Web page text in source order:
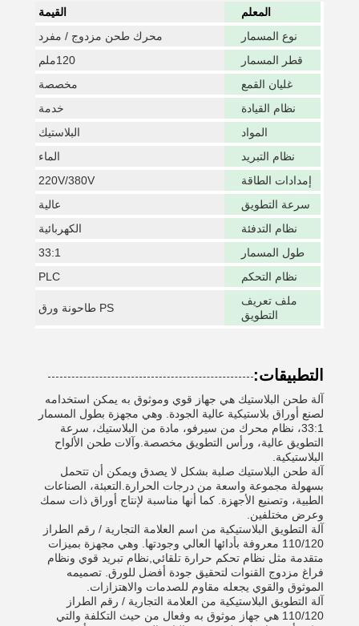
المعلم
القيمة
نوع المسمار
محرك طحن مزدوج / مفرد
قطر المسمار
120ملم
غليان القمع
مخصصة
نظام القيادة
خدمة
المواد
البلاستيك
نظام التبريد
الماء
إمدادات الطاقة
220V/380V
سرعة التطويق
عالية
نظام التدفئة
الكهربائية
طول المسمار
33:1
نظام التحكم
PLC
ملف تعريف
التطويق
PS طاحونة ورق
التطبيقات:
آلة طحن البلاستيك هي جهاز قوي وموثوق به يمكن استخدامه
لصنع أوراق بلاستيكية عالية الجودة. وهي مجهزة بطول المسمار
33:1، نظام محرك من سيرفو، مادة من البلاستيك، سرعة
التطويق عالية، ورأس التطويق مخصصة.وآلات طحن الألواح
البلاستيكية.
آلة طحن البلاستيك صلبة بشكل لا يصدق ويمكن أن تتحمل
بسهولة مجموعة واسعة من درجات الحرارة.التعبئة، الصناعات
الطبية، وتصنيع الأجهزة. كما أنها مناسبة لإنتاج أوراق ذات سمك
وعرض مختلفين.
آلة التطويق البلاستيكية من اسم العلامة التجارية / رقم الطراز
110/120 معروفة بأدائها العالي وجودتها. وهي مجهزة بميزات
متقدمة مثل نظام تحكم حرارة تلقائي,نظام تبريد قوي ونظام
فراغ مزدوج القنوات لتحقيق جودة أفضل للورق. تصميمه
الموثوق والقوي يجعله مقاوم للصدمات والاهتزازات.
آلة التطويق البلاستيكية من العلامة التجارية / رقم الطراز
110/120 هي جهاز موثوق به وفعال من حيث التكلفة والتي